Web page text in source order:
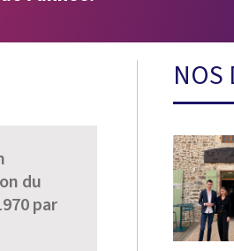
du
par
NOS